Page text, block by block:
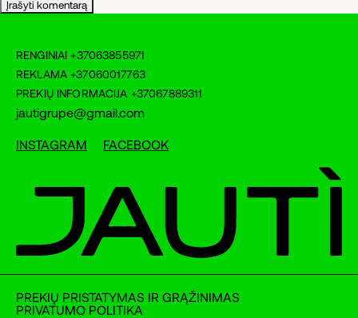
RENGINIAI +37063855971
REKLAMA +37060017763
PREKIŲ INFORMACIJA +37067889311
jautigrupe@gmail.com
INSTAGRAM FACEBOOK
PREKIŲ PRISTATYMAS IR GRĄŽINIMAS
PRIVATUMO POLITIKA